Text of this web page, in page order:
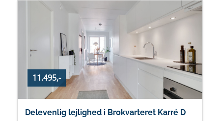
11.495,-
Delevenlig lejlighed i Brokvarteret Karré D